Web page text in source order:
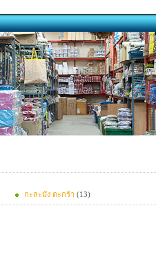
กะละมัง ตะกร้า (13)